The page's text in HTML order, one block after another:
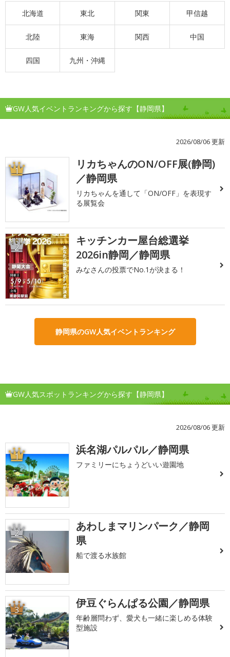
北海道 東北 関東 甲信越
北陸 東海 関西 中国
四国 九州・沖縄
GW人気イベントランキングから探す【静岡県】
2026/08/06 更新
1
リカちゃんのON/OFF展(静岡)
／静岡県
リカちゃんを通して「ON/OFF」を表現す
る展覧会
2
キッチンカー屋台総選挙
2026in静岡／静岡県
みなさんの投票でNo.1が決まる！
静岡県のGW人気イベントランキング
GW人気スポットランキングから探す【静岡県】
2026/08/06 更新
1 浜名湖パルパル／静岡県
ファミリーにちょうどいい遊園地
2
あわしまマリンパーク／静岡
県
船で渡る水族館
3 伊豆ぐらんぱる公園／静岡県
年齢層問わず、愛犬も一緒に楽しめる体験
型施設